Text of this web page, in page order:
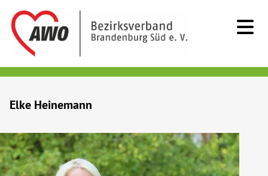
Menschen mit Behinderung
Elke Heinemann